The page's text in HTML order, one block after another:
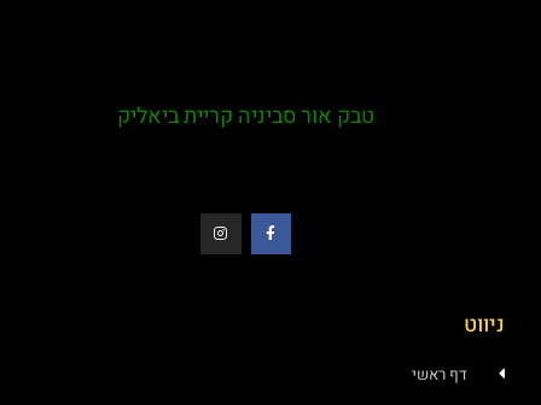
טבק אור סביניה קריית ביאליק
ניווט
דף ראשי